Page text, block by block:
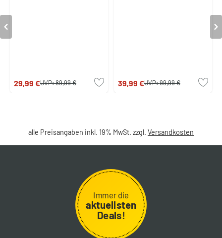
29,99 €UVP:89,99 € 39,99 €UVP:99,99 €
alle Preisangaben inkl. 19% MwSt. zzgl. Versandkosten
Immer die
aktuellsten
Deals!